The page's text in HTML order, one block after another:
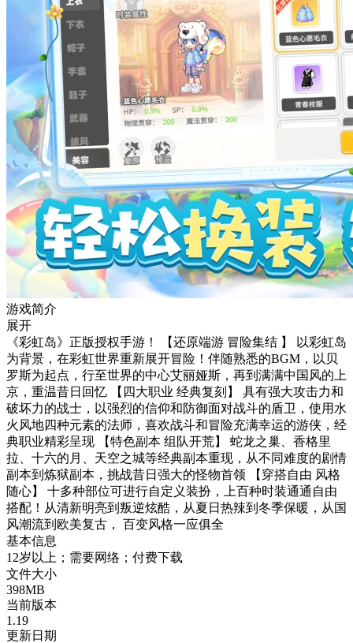
游戏简介
展开
《彩虹岛》正版授权手游！ 【还原端游 冒险集结 】 以彩虹岛
为背景，在彩虹世界重新展开冒险！伴随熟悉的BGM，以贝
罗斯为起点，行至世界的中心艾丽娅斯，再到满满中国风的上
京，重温昔日回忆 【四大职业 经典复刻】 具有强大攻击力和
破坏力的战士，以强烈的信仰和防御面对战斗的盾卫，使用水
火风地四种元素的法师，喜欢战斗和冒险充满幸运的游侠，经
典职业精彩呈现 【特色副本 组队开荒】 蛇龙之巢、香格里
拉、十六的月、天空之城等经典副本重现，从不同难度的剧情
副本到炼狱副本，挑战昔日强大的怪物首领 【穿搭自由 风格
随心】 十多种部位可进行自定义装扮，上百种时装通通自由
搭配！从清新明亮到叛逆炫酷，从夏日热辣到冬季保暖，从国
风潮流到欧美复古， 百变风格一应俱全
基本信息
12岁以上；需要网络；付费下载
文件大小
398MB
当前版本
1.19
更新日期